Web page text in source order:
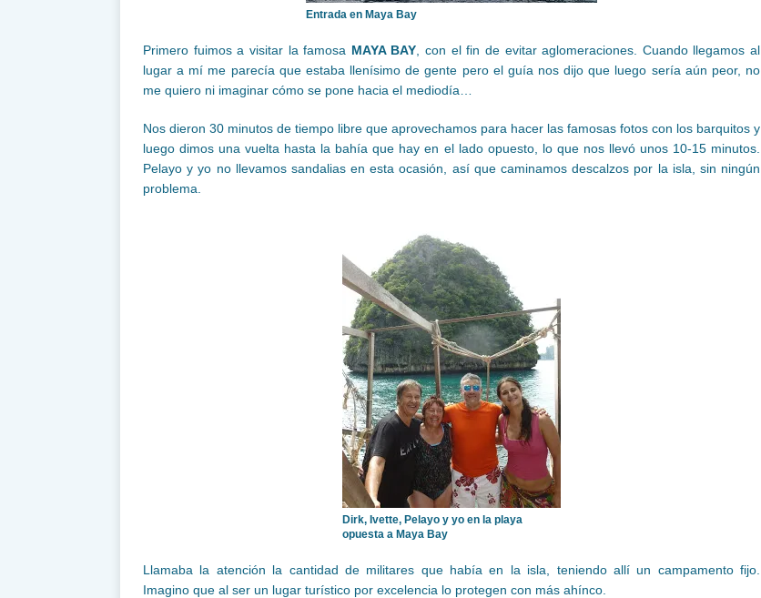
Entrada en Maya Bay
Primero fuimos a visitar la famosa MAYA BAY , con el fin de evitar aglomeraciones. Cuando llegamos al
lugar a mí me parecía que estaba llenísimo de gente pero el guía nos dijo que luego sería aún peor, no
me quiero ni imaginar cómo se pone hacia el mediodía…
Nos dieron 30 minutos de tiempo libre que aprovechamos para hacer las famosas fotos con los barquitos y
luego dimos una vuelta hasta la bahía que hay en el lado opuesto, lo que nos llevó unos 10-15 minutos.
Pelayo y yo no llevamos sandalias en esta ocasión, así que caminamos descalzos por la isla, sin ningún
problema.
Dirk, Ivette, Pelayo y yo en la playa
opuesta a Maya Bay
Llamaba la atención la cantidad de militares que había en la isla, teniendo allí un campamento fijo.
Imagino que al ser un lugar turístico por excelencia lo protegen con más ahínco.